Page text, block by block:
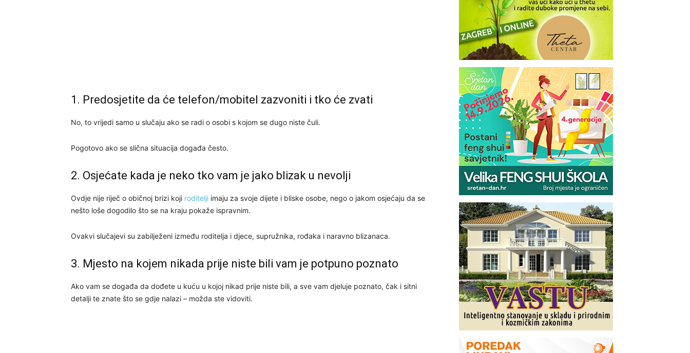
1. Predosjetite da će telefon/mobitel zazvoniti i tko će zvati
No, to vrijedi samo u slučaju ako se radi o osobi s kojom se dugo niste čuli.
Pogotovo ako se slična situacija događa često.
2. Osjećate kada je neko tko vam je jako blizak u nevolji
Ovdje nije riječ o običnoj brizi koji roditelji imaju za svoje dijete i bliske osobe, nego o jakom osjećaju da se
nešto loše dogodilo što se na kraju pokaže ispravnim.
Ovakvi slučajevi su zabilježeni između roditelja i djece, supružnika, rođaka i naravno blizanaca.
3. Mjesto na kojem nikada prije niste bili vam je potpuno poznato
Ako vam se događa da dođete u kuću u kojoj nikad prije niste bili, a sve vam djeluje poznato, čak i sitni
detalji te znate što se gdje nalazi – možda ste vidoviti.